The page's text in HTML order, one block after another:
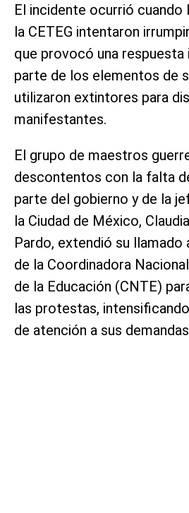
El incidente ocurrió
la CETEG intentaron
que provocó una respuesta
parte de los elementos de
utilizaron extintores para
manifestantes.
El grupo de maestros
descontentos con la falta
parte del gobierno y de la
la Ciudad de México,
Pardo, extendió su
de la Coordinadora
de la Educación (CNTE)
las protestas,
de atención a sus